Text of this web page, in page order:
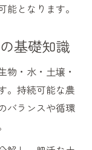
となります。
基礎知識
物・水・土壌・
。持続可能な農
バランスや循環